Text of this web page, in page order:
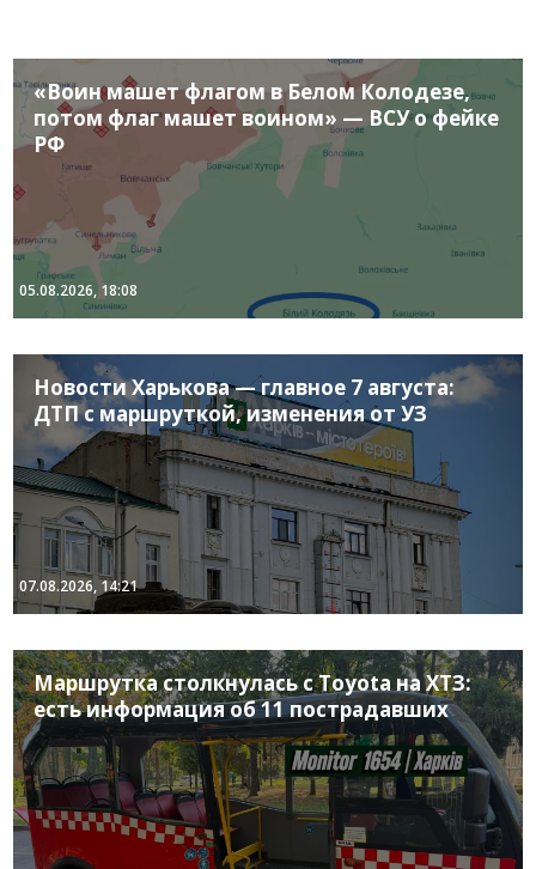
«Воин машет флагом в Белом Колодезе,
потом флаг машет воином» — ВСУ о фейке
РФ
05.08.2026, 18:08
Новости Харькова — главное 7 августа:
ДТП с маршруткой, изменения от УЗ
07.08.2026, 14:21
Маршрутка столкнулась с Toyota на ХТЗ:
есть информация об 11 пострадавших